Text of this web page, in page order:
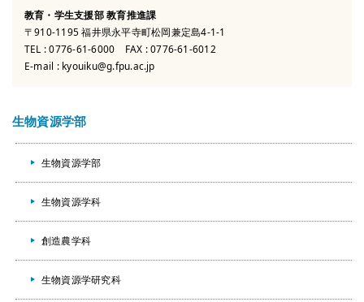
教育・学生支援部 教育推進課
〒910-1195 福井県永平寺町松岡兼定島4-1-1
TEL :0776-61-6000 FAX : 0776-61-6012
E-mail : kyouiku@g.fpu.ac.jp
生物資源学部
生物資源学部
生物資源学科
創造農学科
生物資源学研究科